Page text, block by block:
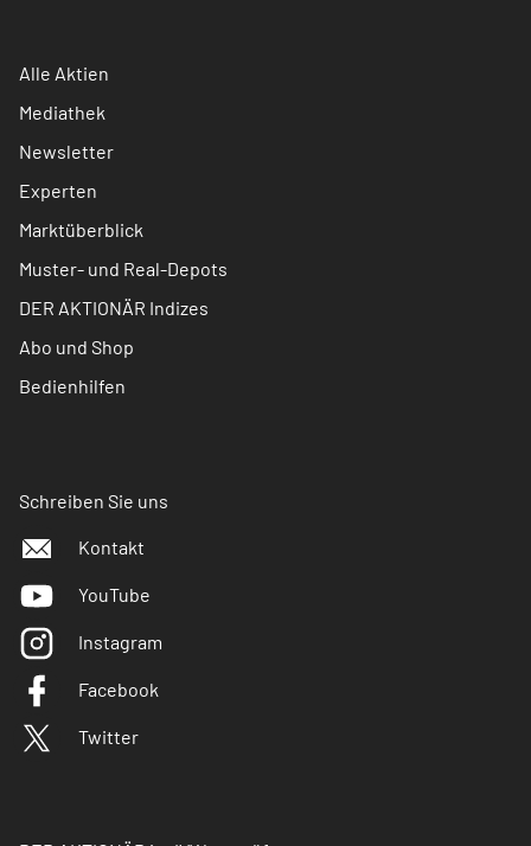
Alle Aktien
Mediathek
Newsletter
Experten
Marktüberblick
Muster- und Real-Depots
DER AKTIONÄR Indizes
Abo und Shop
Bedienhilfen
Schreiben Sie uns
Kontakt
YouTube
Instagram
Facebook
Twitter